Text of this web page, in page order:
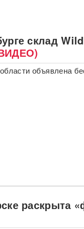
склад
объявлена
раскрыта